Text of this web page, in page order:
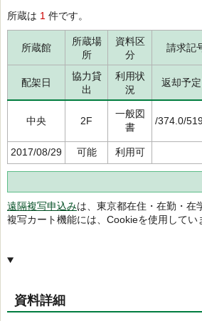
所蔵は 1 件です。
所蔵館
所蔵場
所
資料区
分
請求記
配架日
協力貸
出
利用状
況
返却予定
中央 2F
一般図
書
/374.0/
2017/08/29 可能 利用可
遠隔複写申込みは、東京都在住・在勤・在
複写カート機能には、Cookieを使用して
資料詳細